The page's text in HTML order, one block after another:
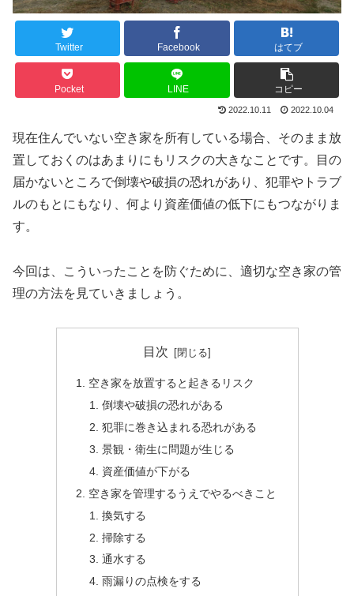
Twitter Facebook はてブ
Pocket LINE コピー
2022.10.11 2022.10.04
現在住んでいない空き家を所有している場合、そのまま放
置しておくのはあまりにもリスクの大きなことです。目の
届かないところで倒壊や破損の恐れがあり、犯罪やトラブ
ルのもとにもなり、何より資産価値の低下にもつながりま
す。
今回は、こういったことを防ぐために、適切な空き家の管
理の方法を見ていきましょう。
目次
空き家を放置すると起きるリスク
倒壊や破損の恐れがある
犯罪に巻き込まれる恐れがある
景観・衛生に問題が生じる
資産価値が下がる
空き家を管理するうえでやるべきこと
換気する
掃除する
通水する
雨漏りの点検をする